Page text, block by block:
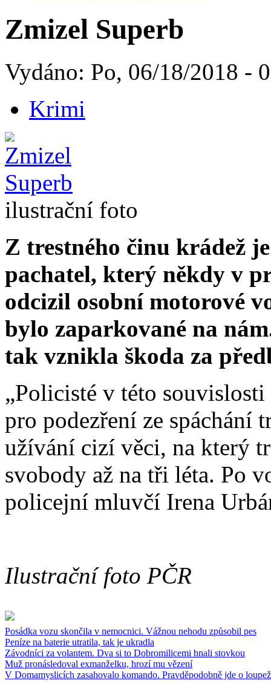
Zmizel Superb
Vydáno: Po, 06/18/2018 -
Krimi
ilustrační foto
Z trestného činu krádež
pachatel, který někdy v
odcizil osobní motorové
bylo zaparkované na
tak vznikla škoda za
„Policisté v této
pro podezření ze spáchání
užívání cizí věci, na který
svobody až na tři léta. Po
policejní mluvčí Irena
Ilustrační foto PČR
Posádka vozu skončila v nemocnici. Vážnou nehodu způsobil pes
Peníze na baterie utratila, tak je ukradla
Závodníci za volantem. Dva si to Dobromilicemi hnali stovkou
Muž pronásledoval exmanželku, hrozí mu vězení
V Domamyslicích zasahovalo komando. Pravděpodobně jde o loupež